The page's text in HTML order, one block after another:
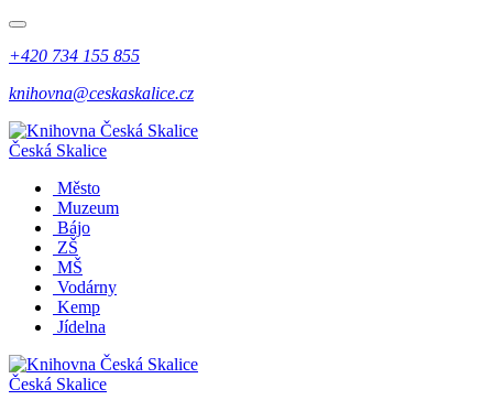
+420 734 155 855
knihovna@ceskaskalice.cz
Česká Skalice
Město
Muzeum
Bájo
ZŠ
MŠ
Vodárny
Kemp
Jídelna
Česká Skalice